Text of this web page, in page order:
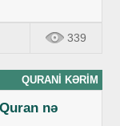
339
QURANI KƏRIM
nə